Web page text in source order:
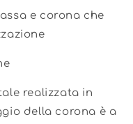
e corona che
realizzata in
della corona è a